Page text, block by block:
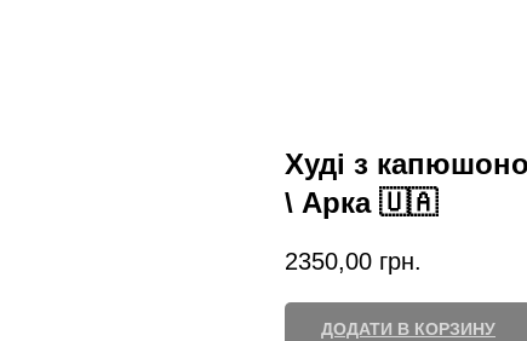
Худі з
\ Арка 🇺🇦
2350,00 грн.
ДОДАТИ В КОРЗИНУ